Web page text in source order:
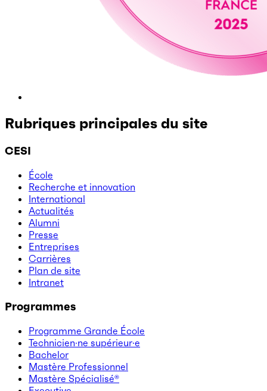
Rubriques principales du site
CESI
École
Recherche et innovation
International
Actualités
Alumni
Presse
Entreprises
Carrières
Plan de site
Intranet
Programmes
Programme Grande École
Technicien·ne supérieur·e
Bachelor
Mastère Professionnel
Mastère Spécialisé®